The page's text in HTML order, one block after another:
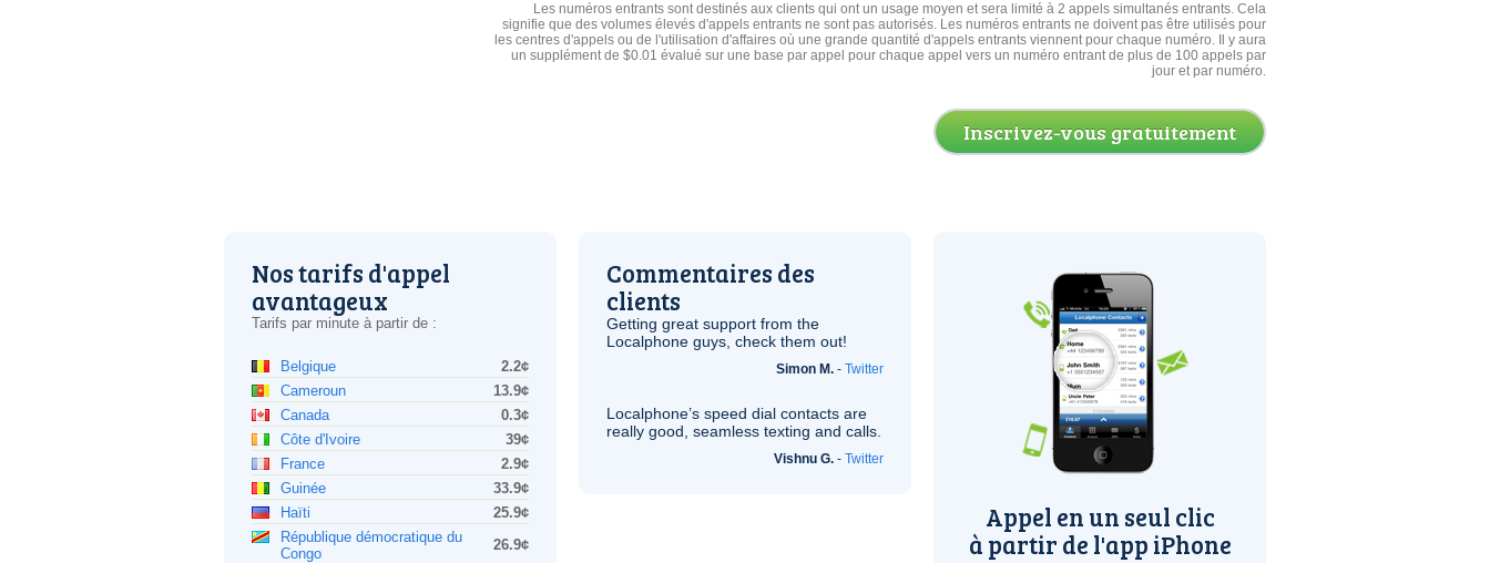
Les numéros entrants sont destinés aux clients qui ont un usage moyen et sera limité à 2 appels simultanés entrants. Cela
signifie que des volumes élevés d'appels entrants ne sont pas autorisés. Les numéros entrants ne doivent pas être utilisés pour
les centres d'appels ou de l'utilisation d'affaires où une grande quantité d'appels entrants viennent pour chaque numéro. Il y aura
un supplément de $0.01 évalué sur une base par appel pour chaque appel vers un numéro entrant de plus de 100 appels par
jour et par numéro.
Inscrivez-vous gratuitement
Nos tarifs d'appel
avantageux
Tarifs par minute à partir de :
Belgique
2.2¢
Cameroun
13.9¢
Canada
0.3¢
Côte d'Ivoire
39¢
France
2.9¢
Guinée
33.9¢
Haïti
25.9¢
République démocratique du
Congo
26.9¢
Commentaires des
clients
Getting great support from the
Localphone guys, check them out!
Simon M. - Twitter
Localphone’s speed dial contacts are
really good, seamless texting and calls.
Vishnu G. - Twitter
Appel en un seul clic
à partir de l'app iPhone